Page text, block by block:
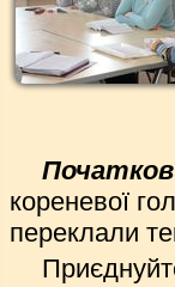
кореневої
переклали